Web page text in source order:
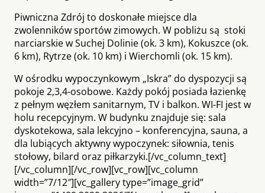
Piwniczna Zdrój to doskonałe miejsce dla
zwolenników sportów zimowych. W pobliżu są stoki
narciarskie w Suchej Dolinie (ok. 3 km), Kokuszce (ok.
6 km), Rytrze (ok. 10 km) i Wierchomli (ok. 15 km).
W ośrodku wypoczynkowym „Iskra” do dyspozycji są
pokoje 2,3,4-osobowe. Każdy pokój posiada łazienkę
z pełnym węzłem sanitarnym, TV i balkon. WI-FI jest w
holu recepcyjnym. W budynku znajduje się: sala
dyskotekowa, sala lekcyjno – konferencyjna, sauna, a
dla lubiących aktywny wypoczynek: siłownia, tenis
stołowy, bilard oraz piłkarzyki.[/vc_column_text]
[/vc_column][/vc_row][vc_row][vc_column
width=”7/12″][vc_gallery type=”image_grid”